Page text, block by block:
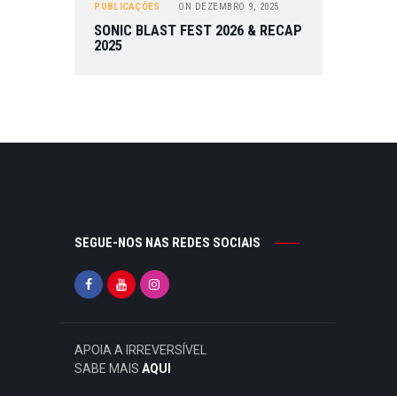
PUBLICAÇÕES
ON DEZEMBRO 9, 2025
SONIC BLAST FEST 2026 & RECAP
2025
SEGUE-NOS NAS REDES SOCIAIS
APOIA A IRREVERSÍVEL
SABE MAIS AQUI